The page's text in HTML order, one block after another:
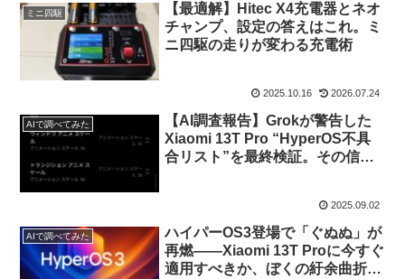
ミニ四駆
【最適解】Hitec X4充電器とネオ
チャンプ、設定の答えはこれ。ミ
ニ四駆の走りが変わる充電術
2025.10.16 2026.07.24
AIで調べてみた
【AI調査報告】Grokが警告した
Xiaomi 13T Pro “HyperOS不具
合リスト”を最終検証。その信憑
2025.09.02
AIで調べてみた
ハイパーOS3登場で「ぐぬぬ」が
再燃――Xiaomi 13T Proに今すぐ
適用すべきか、ぼくの紆余曲折と